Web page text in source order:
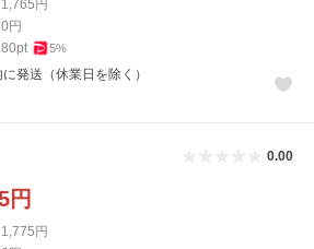
1,765 円
0 円
80pt 5%
発送（休業日を除く）
0.00
円
1,775 円